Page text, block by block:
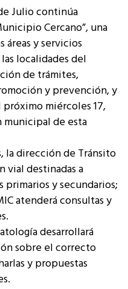
Julio continúa
Cercano”, una
áreas y servicios
localidades del
de trámites,
y prevención, y
miércoles 17,
municipal de esta
la dirección de Tránsito
vial destinadas a
y secundarios;
atenderá consultas y
desarrollará
sobre el correcto
y propuestas